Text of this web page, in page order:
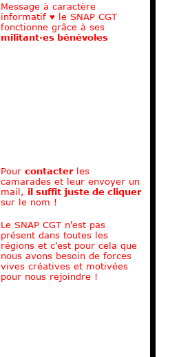
Message à caractère
informatif ♥ le SNAP CGT
fonctionne grâce à ses
militant·es bénévoles
Pourcontacterles
camarades et leur envoyer un
mail, il suffit juste de cliquer
sur le nom !
Le SNAP CGT n'est pas
présent dans toutes les
régions et c'est pour cela que
nous avons besoin de forces
vives créatives et motivées
pour nous rejoindre !